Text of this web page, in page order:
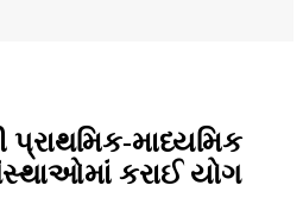
માધ્યમિક
કરાઈ યોગ